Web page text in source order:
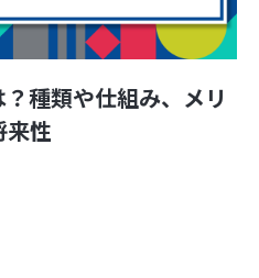
種類や仕組み、メリ
来性